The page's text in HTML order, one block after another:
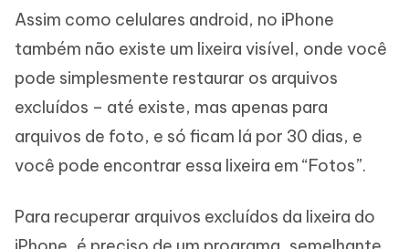
Assim como celulares android, no iPhone
também não existe um lixeira visível, onde você
pode simplesmente restaurar os arquivos
excluídos – até existe, mas apenas para
arquivos de foto, e só ficam lá por 30 dias, e
você pode encontrar essa lixeira em “Fotos”.
Para recuperar arquivos excluídos da lixeira do